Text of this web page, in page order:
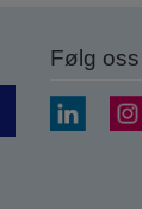
Følg